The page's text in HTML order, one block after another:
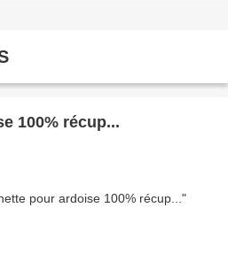
100% récup...